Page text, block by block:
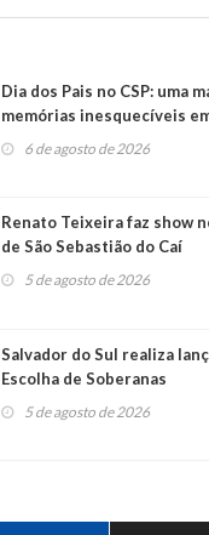
Dia dos Pais no CSP: uma
memórias inesquecíveis
6 de agosto de 2026
Renato Teixeira faz show
de São Sebastião do Caí
5 de agosto de 2026
Salvador do Sul realiza
Escolha de Soberanas
5 de agosto de 2026